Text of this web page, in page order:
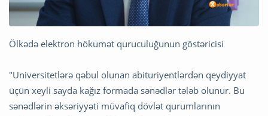
Ölkədə elektron hökumət quruculuğunun göstəricisi
"Universitetlərə qəbul olunan abituriyentlərdən qeydiyyat
üçün xeyli sayda kağız formada sənədlər tələb olunur. Bu
sənədlərin əksəriyyəti müvafiq dövlət qurumlarının